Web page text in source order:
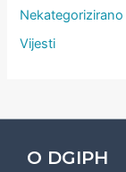
Nekategorizirano
Vijesti
O DGIPH